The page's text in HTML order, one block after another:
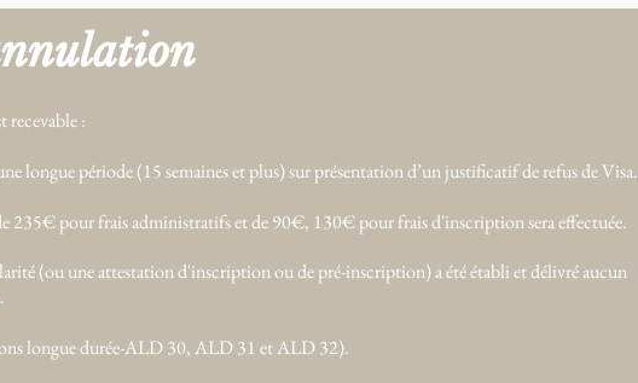
recevable :
longue période (15 semaines et plus) sur présentation d’un justificatif de refus de Visa.
235€ pour frais administratifs et de 90€, 130€ pour frais d'inscription sera effectuée.
(ou une attestation d'inscription ou de pré-inscription) a été établi et délivré aucun
longue durée-ALD 30, ALD 31 et ALD 32).